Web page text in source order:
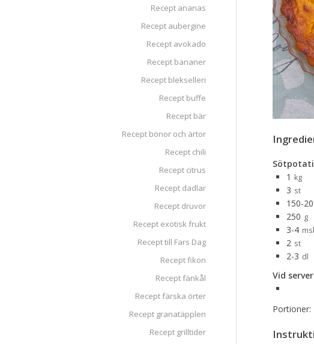
1 kg
3 st
150-
250 g
3-4
2 st
2-3 dl
Vid
Portioner:
Recept ananas
Recept aubergine
Recept avokado
Recept bananer
Recept blekselleri
Recept buffe
Recept bär
Recept bönor och ärtor
Recept chili
Recept citrus
Recept dadlar
Recept druvor
Recept exotisk frukt
Recept till Fars Dag
Recept fikon
Recept fänkål
Recept färska örter
Recept granatäpplen
Recept grilltider